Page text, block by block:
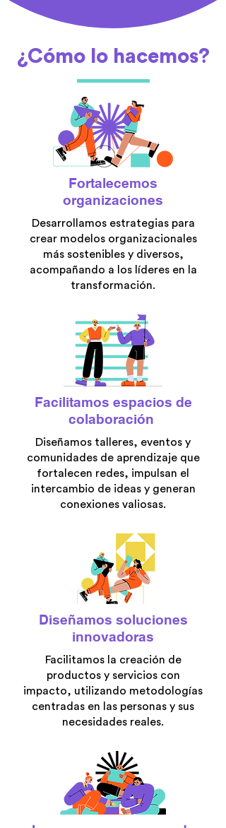
¿Cómo lo hacemos?
Fortalecemos
organizaciones
Desarrollamos estrategias para
crear modelos organizacionales
más sostenibles y diversos,
acompañando a los líderes en la
transformación.
Facilitamos espacios de
colaboración
Diseñamos talleres, eventos y
comunidades de aprendizaje que
fortalecen redes, impulsan el
intercambio de ideas y generan
conexiones valiosas.
Diseñamos soluciones
innovadoras
Facilitamos la creación de
productos y servicios con
impacto, utilizando metodologías
centradas en las personas y sus
necesidades reales.